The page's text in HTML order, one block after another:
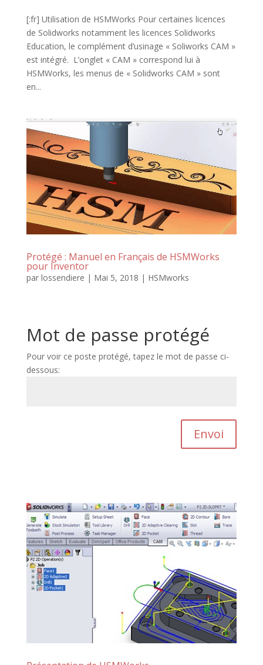
[:fr] Utilisation de HSMWorks Pour certaines licences
de Solidworks notamment les licences Solidworks
Education, le complément d’usinage « Soliworks CAM »
est intégré. L’onglet « CAM » correspond lui à
HSMWorks, les menus de « Solidworks CAM » sont
en...
Protégé : Manuel en Français de HSMWorks
pour Inventor
par lossendiere | Mai 5, 2018 | HSMworks
Mot de passe protégé
Pour voir ce poste protégé, tapez le mot de passe ci-
dessous:
Envoi